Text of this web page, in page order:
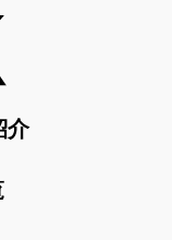
介